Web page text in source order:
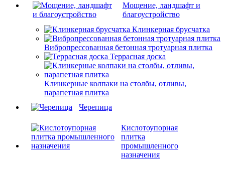
Мощение, ландшафт и
благоустройство
Клинкерная брусчатка
Вибропрессованная бетонная тротуарная плитка
Террасная доска
Клинкерные колпаки на столбы, отливы,
парапетная плитка
Черепица
Кислотоупорная
плитка
промышленного
назначения